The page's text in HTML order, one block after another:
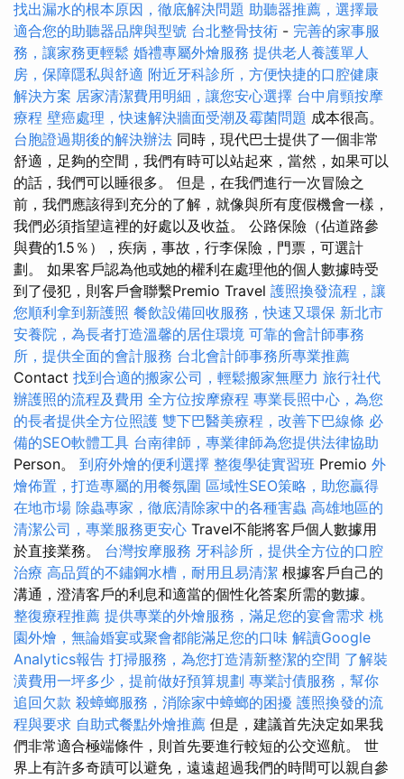
找出漏水的根本原因，徹底解決問題 助聽器推薦，選擇最
適合您的助聽器品牌與型號 台北整骨技術 - 完善的家事服
務，讓家務更輕鬆 婚禮專屬外燴服務 提供老人養護單人
房，保障隱私與舒適 附近牙科診所，方便快捷的口腔健康
解決方案 居家清潔費用明細，讓您安心選擇 台中肩頸按摩
療程 壁癌處理，快速解決牆面受潮及霉菌問題 成本很高。
台胞證過期後的解決辦法 同時，現代巴士提供了一個非常
舒適，足夠的空間，我們有時可以站起來，當然，如果可以
的話，我們可以睡很多。 但是，在我們進行一次冒險之
前，我們應該得到充分的了解，就像與所有度假機會一樣，
我們必須指望這裡的好處以及收益。 公路保險（佔道路參
與費的1.5％），疾病，事故，行李保險，門票，可選計
劃。 如果客戶認為他或她的權利在處理他的個人數據時受
到了侵犯，則客戶會聯繫Premio Travel 護照換發流程，讓
您順利拿到新護照 餐飲設備回收服務，快速又環保 新北市
安養院，為長者打造溫馨的居住環境 可靠的會計師事務
所，提供全面的會計服務 台北會計師事務所專業推薦
Contact 找到合適的搬家公司，輕鬆搬家無壓力 旅行社代
辦護照的流程及費用 全方位按摩療程 專業長照中心，為您
的長者提供全方位照護 雙下巴醫美療程，改善下巴線條 必
備的SEO軟體工具 台南律師，專業律師為您提供法律協助
Person。 到府外燴的便利選擇 整復學徒實習班 Premio 外
燴佈置，打造專屬的用餐氛圍 區域性SEO策略，助您贏得
在地市場 除蟲專家，徹底清除家中的各種害蟲 高雄地區的
清潔公司，專業服務更安心 Travel不能將客戶個人數據用
於直接業務。 台灣按摩服務 牙科診所，提供全方位的口腔
治療 高品質的不鏽鋼水槽，耐用且易清潔 根據客戶自己的
溝通，澄清客戶的利息和適當的個性化答案所需的數據。
整復療程推薦 提供專業的外燴服務，滿足您的宴會需求 桃
園外燴，無論婚宴或聚會都能滿足您的口味 解讀Google
Analytics報告 打掃服務，為您打造清新整潔的空間 了解裝
潢費用一坪多少，提前做好預算規劃 專業討債服務，幫你
追回欠款 殺蟑螂服務，消除家中蟑螂的困擾 護照換發的流
程與要求 自助式餐點外燴推薦 但是，建議首先決定如果我
們非常適合極端條件，則首先要進行較短的公交巡航。 世
界上有許多奇蹟可以避免，遠遠超過我們的時間可以親自參